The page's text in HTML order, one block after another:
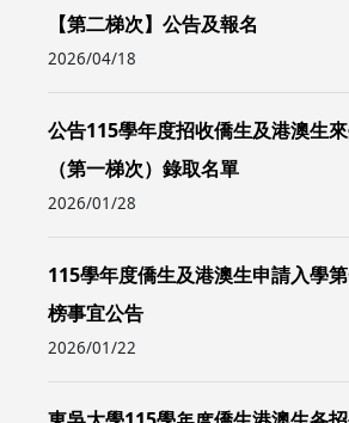
【第二梯次】公告及報名
2026/04/18
公告115學年度招收僑生及港澳生
（第一梯次）錄取名單
2026/01/28
115學年度僑生及港澳生申請入學
榜事宜公告
2026/01/22